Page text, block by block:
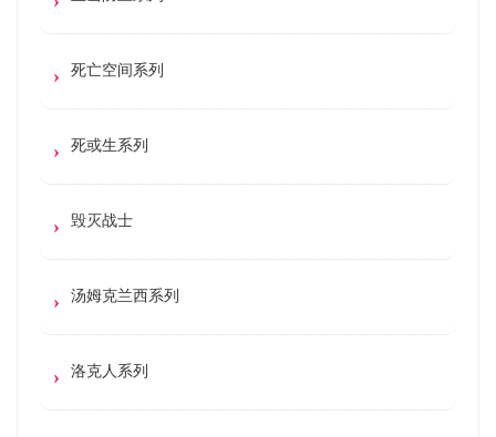
死亡空间系列
死或生系列
毁灭战士
汤姆克兰西系列
洛克人系列